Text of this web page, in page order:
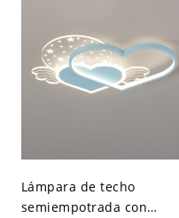
Lámpara de techo
semiempotrada con